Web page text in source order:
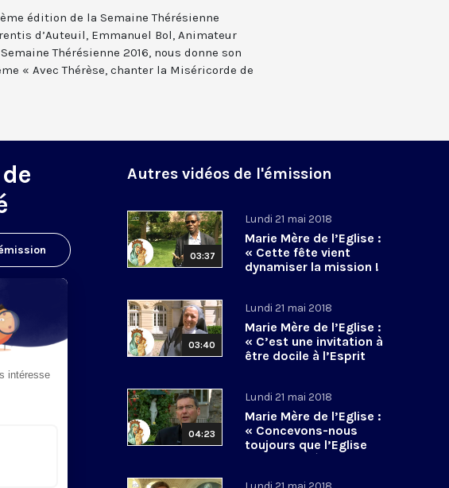
édition de la Semaine Thérésienne
d’Auteuil, Emmanuel Bol, Animateur
Thérésienne 2016, nous donne son
« Avec Thérèse, chanter la Miséricorde de
Autres vidéos de l'émission
03:37
Lundi 21 mai 2018
Marie Mère de l’Eglise :
« Cette fête vient
dynamiser la mission !
03:40
Lundi 21 mai 2018
Marie Mère de l’Eglise :
« C’est une invitation à
être docile à l’Esprit
04:23
Lundi 21 mai 2018
Marie Mère de l’Eglise :
« Concevons-nous
toujours que l’Eglise
est notre Mère ? »